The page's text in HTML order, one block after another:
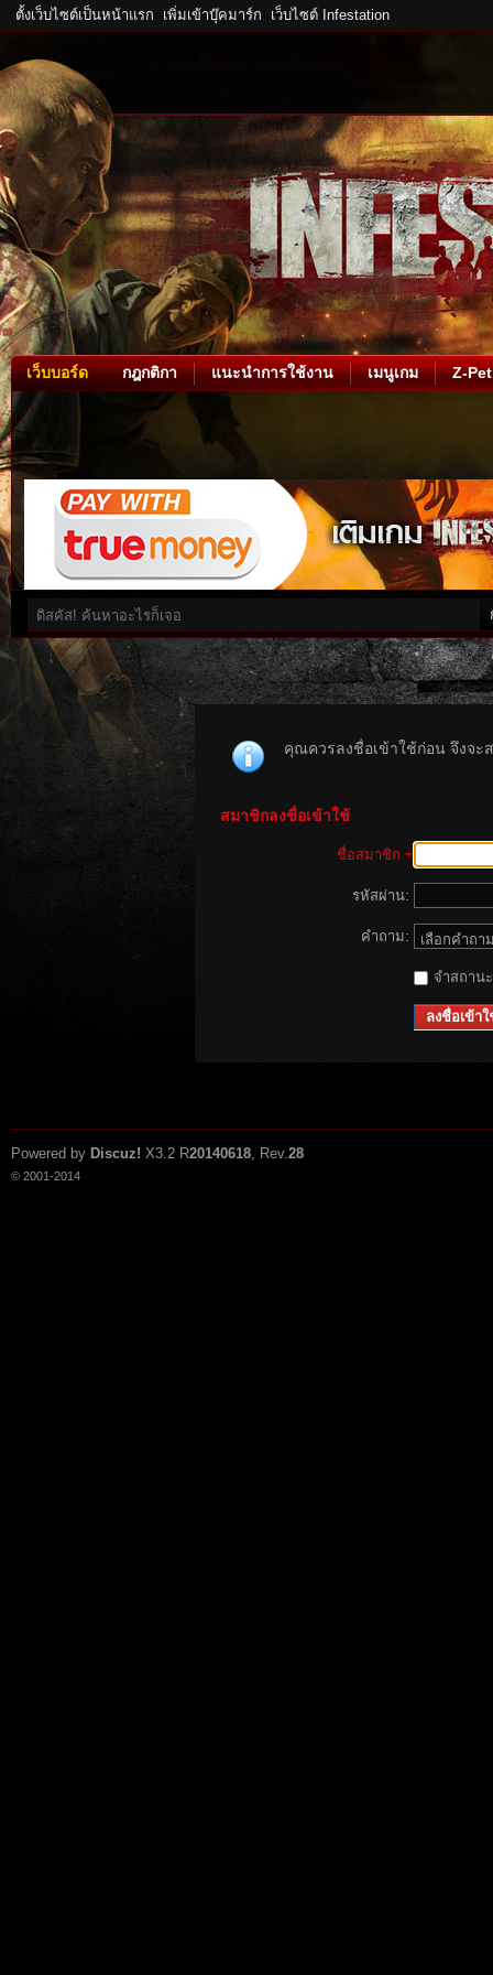
ตั้งเว็บไซต์เป็นหน้าแรก เพิ่มเข้าบุ๊คมาร์ก เว็บไซต์ Infestation
เว็บบอร์ด กฎกติกา แนะนำการใช้งาน เมนูเกม Z-Pet
คุณควรลงชื่อเข้าใช้ก่อน จึงจะ
สมาชิกลงชื่อเข้าใช้
ชื่อสมาชิก
รหัสผ่าน:
คำถาม:
จำสถาน
ลงชื่อเข้าใ
Powered by Discuz! X3.2 R20140618, Rev.28
© 2001-2014